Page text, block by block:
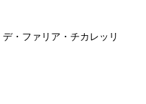
・ファリア・チカレッリ